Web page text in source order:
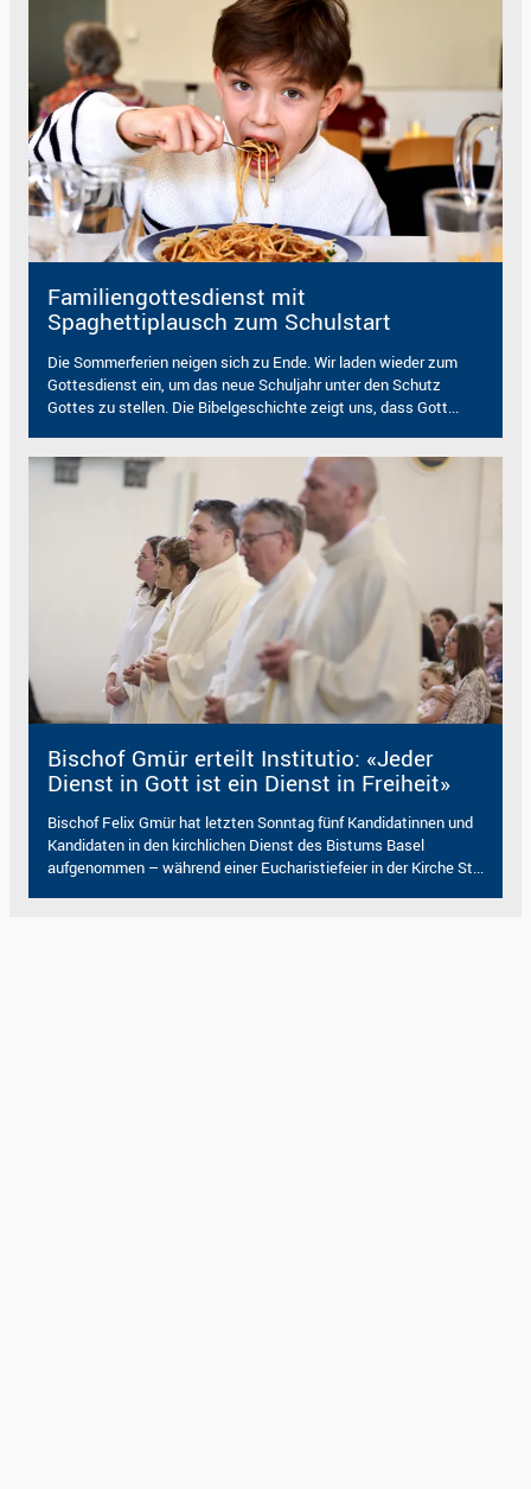
Familiengottesdienst mit
Spaghettiplausch zum Schulstart
Die Sommerferien neigen sich zu Ende. Wir laden wieder zum
Gottesdienst ein, um das neue Schuljahr unter den Schutz
Gottes zu stellen. Die Bibelgeschichte zeigt uns, dass Gott...
Bischof Gmür erteilt Institutio: «Jeder
Dienst in Gott ist ein Dienst in Freiheit»
Bischof Felix Gmür hat letzten Sonntag fünf Kandidatinnen und
Kandidaten in den kirchlichen Dienst des Bistums Basel
aufgenommen – während einer Eucharistiefeier in der Kirche St...